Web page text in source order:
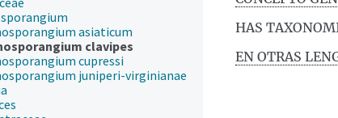
asiaticum
clavipes
cupressi
juniperi-virginianae
HAS
EN OTRAS